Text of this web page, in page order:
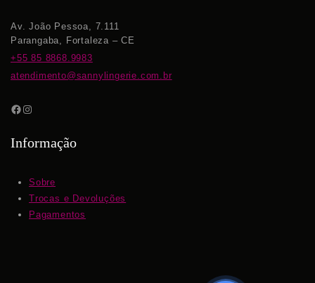
Av. João Pessoa, 7.111
Parangaba, Fortaleza – CE
+55 85 8868.9983
atendimento@sannylingerie.com.br
Informação
Sobre
Trocas e Devoluções
Pagamentos